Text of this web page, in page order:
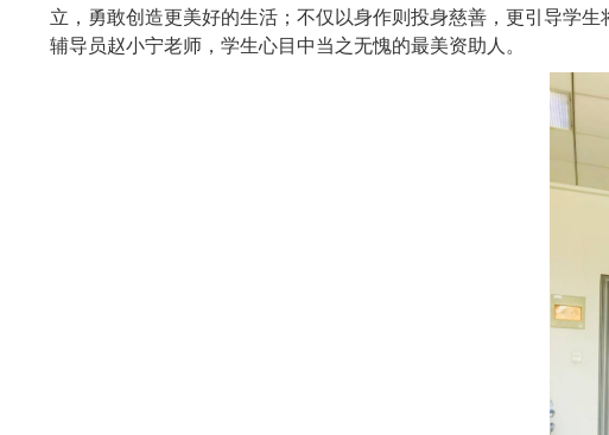
立，勇敢创造更美好的生活；不仅以身作则投身慈善，更引导学
辅导员赵小宁老师，学生心目中当之无愧的最美资助人。